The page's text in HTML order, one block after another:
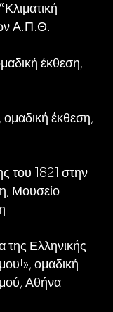
Α.Π.Θ.
έκθεση,
έκθεση,
του 1821 στην
Μουσείο
της Ελληνικής
ομαδική
Αθήνα